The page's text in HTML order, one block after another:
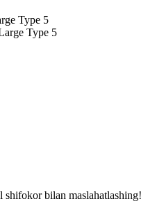
Type 5
Type 5
bilan maslahatlashing!